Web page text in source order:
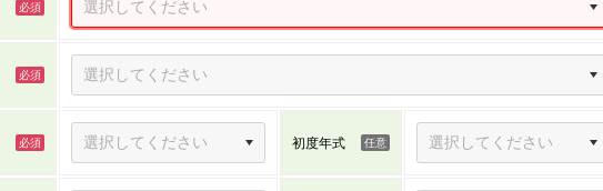
初度年式